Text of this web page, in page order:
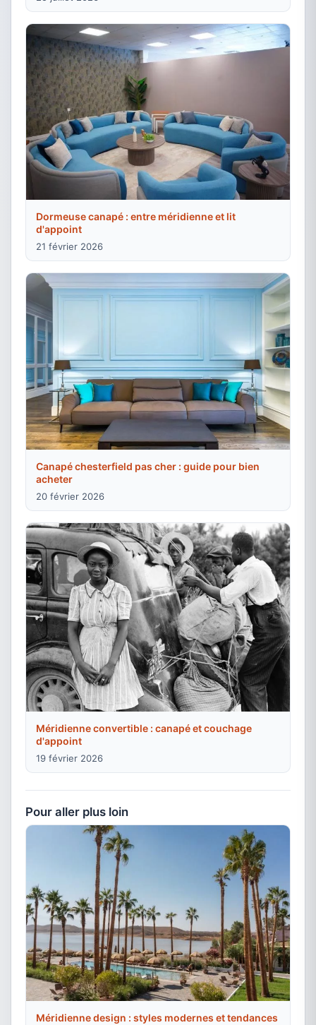
Dormeuse canapé : entre méridienne et lit
d'appoint
21 février 2026
Canapé chesterfield pas cher : guide pour bien
acheter
20 février 2026
Méridienne convertible : canapé et couchage
d'appoint
19 février 2026
Pour aller plus loin
Méridienne design : styles modernes et tendances